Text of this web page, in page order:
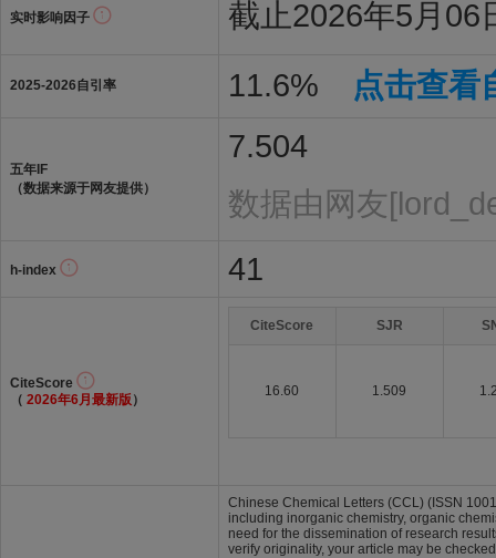
实时影响因子 截止2026年5月06
2025-2026自引率 11.6% 点击查看
五年IF
（数据来源于网友提供）
7.504
数据由网友
h-index 41
CiteScore
（ 2026年6月最新版 ）
CiteScore SJR
16.60 1.509
Chinese Chemical Letters (CCL) (ISSN
including inorganic chemistry, organic
need for the dissemination of research
verify originality, your article may be